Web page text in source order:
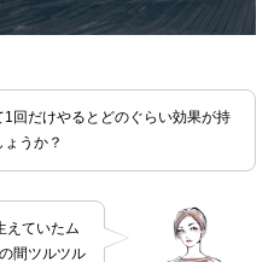
1回だけやるとどのぐらい効果が持
うか？
えていたム
間ツルツル